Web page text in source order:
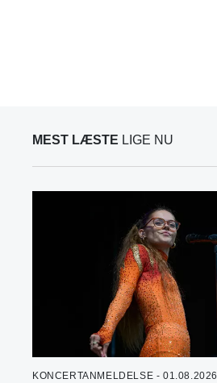
MEST LÆSTE LIGE NU
KONCERTANMELDELSE - 01.08.2026